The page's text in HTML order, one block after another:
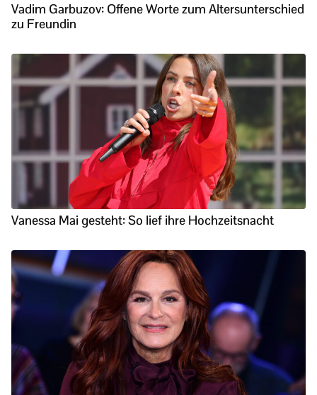
Vadim Garbuzov: Offene Worte zum Altersunterschied
zu Freundin
Vanessa Mai gesteht: So lief ihre Hochzeitsnacht